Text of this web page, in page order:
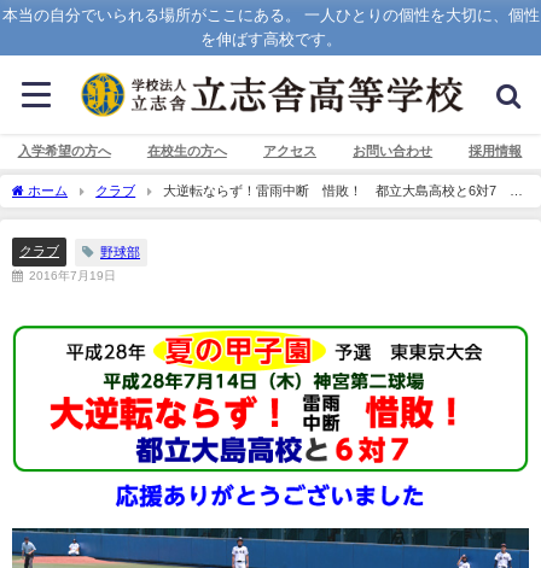
本当の自分でいられる場所がここにある。 一人ひとりの個性を大切に、個性
を伸ばす高校です。
入学希望の方へ 在校生の方へ アクセス お問い合わせ 採用情報
ホーム クラブ
大逆転ならず！雷雨中断 惜敗！ 都立大島高校と6対7 平
成28年夏の甲子園予選 東東京大会
クラブ 野球部
2016年7月19日